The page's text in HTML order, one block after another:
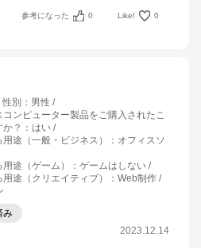
参考になった 0 Like! 0
性別 ： 男性
コンピューター製品をご購入されたこ
？ ： はい
途（一般・ビジネス）
： オフィスソ
途（ゲーム）
： ゲームはしない
途（クリエイティブ）
： Web制作 /
み
2023.12.14